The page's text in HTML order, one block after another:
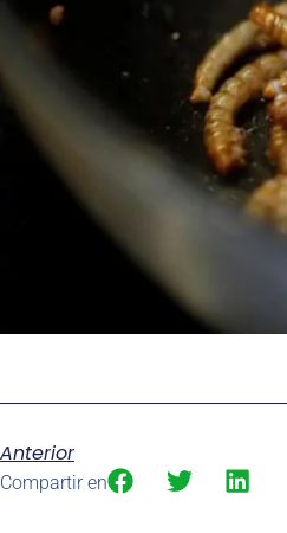
Anterior
Compartir en